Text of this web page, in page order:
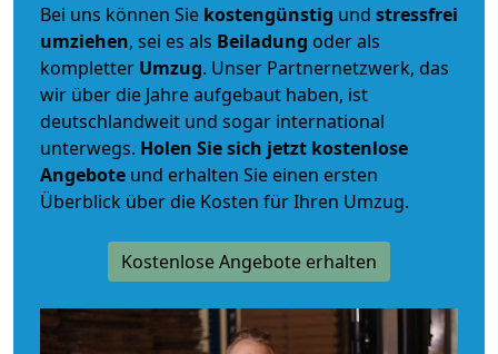
Bei uns können Sie kostengünstig und stressfrei
umziehen, sei es als Beiladung oder als
kompletter Umzug. Unser Partnernetzwerk, das
wir über die Jahre aufgebaut haben, ist
deutschlandweit und sogar international
unterwegs. Holen Sie sich jetzt kostenlose
Angebote und erhalten Sie einen ersten
Überblick über die Kosten für Ihren Umzug.
Kostenlose Angebote erhalten